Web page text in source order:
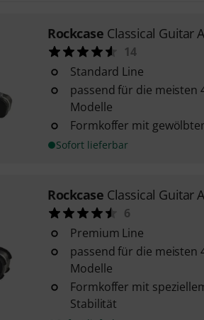
Rockcase Classical Guitar
14
Standard Line
passend für die meisten
Modelle
Formkoffer mit
Sofort lieferbar
Rockcase Classical Guitar
6
Premium Line
passend für die meisten
Modelle
Formkoffer mit
Stabilität